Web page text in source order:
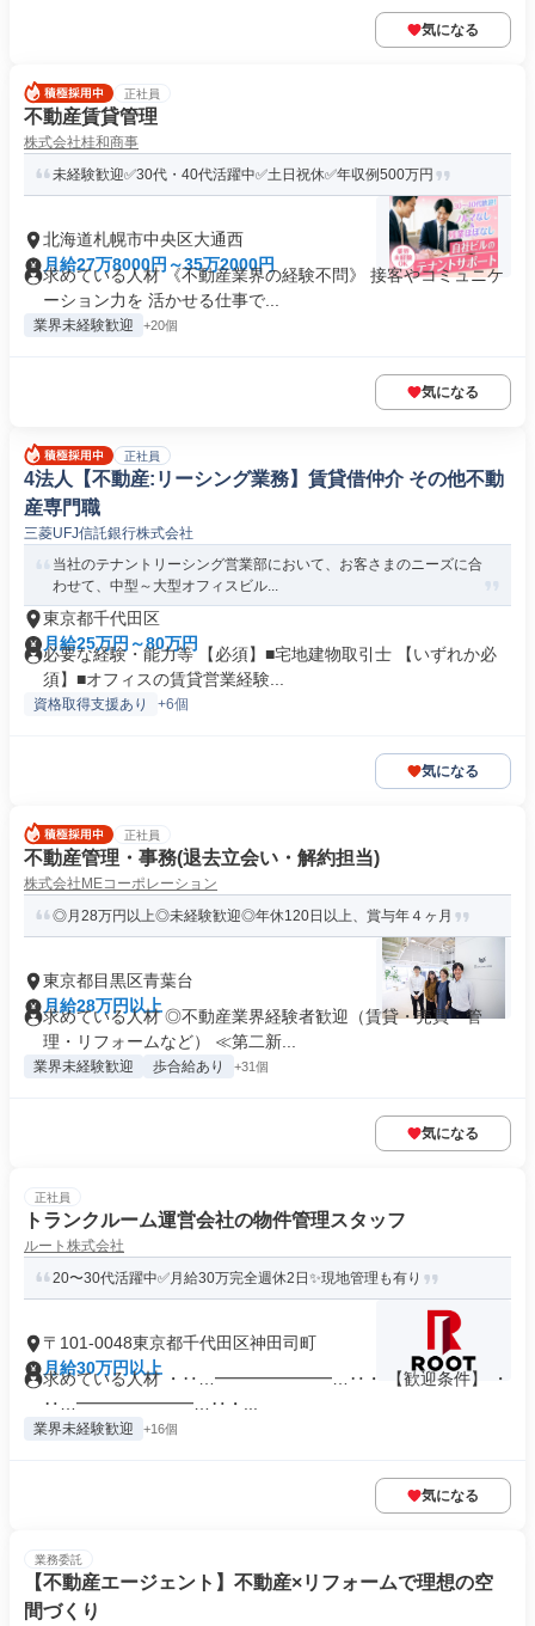
気になる
正社員
不動産賃貸管理
株式会社桂和商事
未経験歓迎✅30代・40代活躍中✅土日祝休✅年収例500万円
北海道札幌市中央区大通西
月給27万8000円～35万2000円
求めている人材 《不動産業界の経験不問》 接客やコミュニケ
ーション力を 活かせる仕事で...
業界未経験歓迎 +20個
気になる
正社員
4法人【不動産:リーシング業務】賃貸借仲介 その他不動
産専門職
三菱UFJ信託銀行株式会社
当社のテナントリーシング営業部において、お客さまのニーズに合
わせて、中型～大型オフィスビル...
東京都千代田区
月給25万円～80万円
必要な経験・能力等 【必須】■宅地建物取引士 【いずれか必
須】■オフィスの賃貸営業経験...
資格取得支援あり +6個
気になる
正社員
不動産管理・事務(退去立会い・解約担当)
株式会社MEコーポレーション
◎月28万円以上◎未経験歓迎◎年休120日以上、賞与年４ヶ月
東京都目黒区青葉台
月給28万円以上
求めている人材 ◎不動産業界経験者歓迎（賃貸・売買・管
理・リフォームなど） ≪第二新...
業界未経験歓迎 歩合給あり +31個
気になる
正社員
トランクルーム運営会社の物件管理スタッフ
ルート株式会社
20〜30代活躍中✅月給30万完全週休2日✨現地管理も有り
〒101-0048東京都千代田区神田司町
月給30万円以上
求めている人材 ・‥…━━━━━━━…‥・ 【歓迎条件】 ・
‥…━━━━━━━…‥・...
業界未経験歓迎 +16個
気になる
業務委託
【不動産エージェント】不動産×リフォームで理想の空
間づくり